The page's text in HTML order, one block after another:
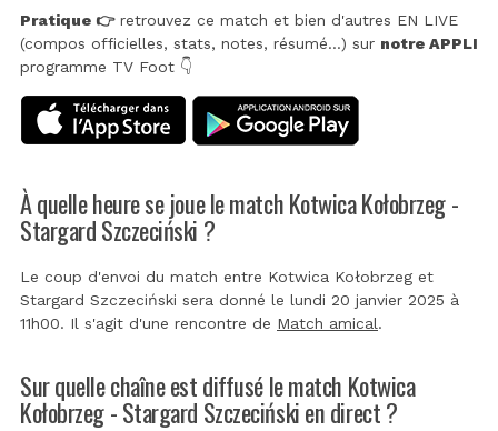
Pratique 👉retrouvez ce match et bien d'autres EN LIVE
(compos officielles, stats, notes, résumé...) sur notre APPLI
programme TV Foot 👇
À quelle heure se joue le match Kotwica Kołobrzeg -
Stargard Szczeciński ?
Le coup d'envoi du match entre Kotwica Kołobrzeg et
Stargard Szczeciński sera donné le lundi 20 janvier 2025 à
11h00. Il s'agit d'une rencontre de Match amical.
Sur quelle chaîne est diffusé le match Kotwica
Kołobrzeg - Stargard Szczeciński en direct ?